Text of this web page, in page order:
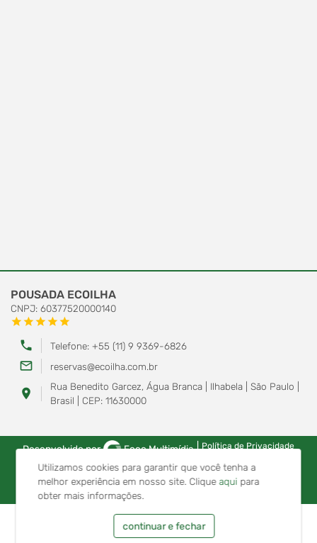
Utilizamos cookies para garantir que você tenha a
melhor experiência em nosso site. Cliqueaqui para
obter mais informações.
continuar e fechar
POUSADA ECOILHA
CNPJ: 60377520000140
starstarstarstarstar
phone Telefone: +55 (11) 9 9369-6826
mail_outline reservas@ecoilha.com.br
location_on
Rua Benedito Garcez, Água Branca | Ilhabela | São Paulo |
Brasil | CEP: 11630000
Desenvolvido por Foco Multimídia | Política de Privacidade